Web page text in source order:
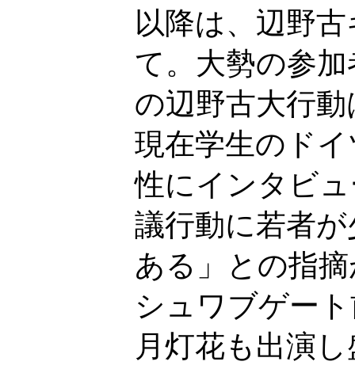
以降は、辺野
て。大勢の参
の辺野古大行
現在学生のド
性にインタビ
議行動に若者
ある」との指
シュワブゲー
月灯花も出演